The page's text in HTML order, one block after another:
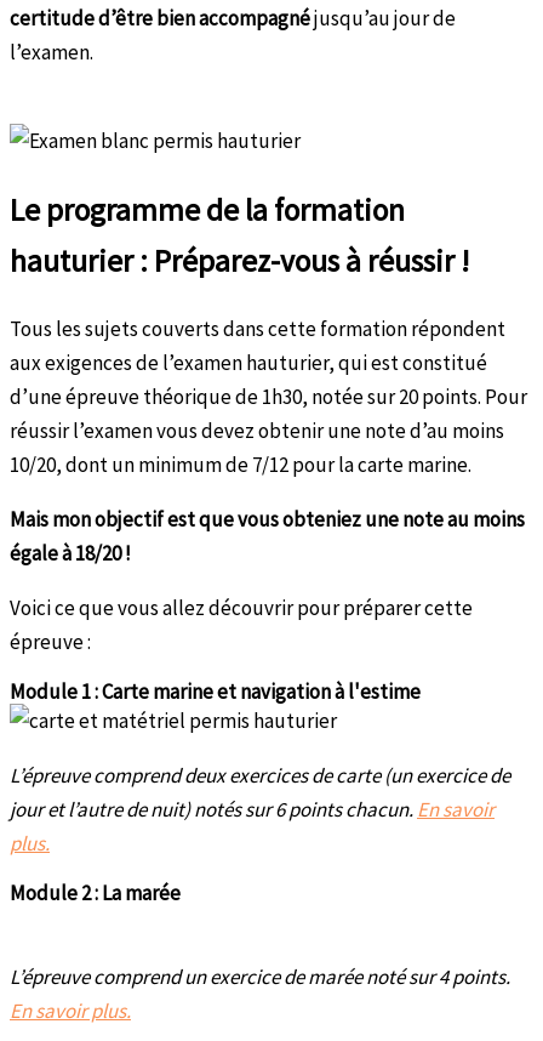
certitude d’être bien accompagnéjusqu’au jour de
l’examen.
Le programme de la formation
hauturier : Préparez-vous à réussir !
Tous les sujets couverts dans cette formation répondent
aux exigences de l’examen hauturier, qui est constitué
d’une épreuve théorique de 1h30, notée sur 20 points. Pour
réussir l’examen vous devez obtenir une note d’au moins
10/20, dont un minimum de 7/12 pour la carte marine.
Mais mon objectif est que vous obteniez une note au moins
égale à 18/20 !
Voici ce que vous allez découvrir pour préparer cette
épreuve :
Module 1 : Carte marine et navigation à l'estime
L’épreuve comprend deux exercices de carte (un exercice de
jour et l’autre de nuit) notés sur 6 points chacun.En savoir
plus.
Module 2 : La marée
L’épreuve comprend un exercice de marée noté sur 4 points.
En savoir plus.